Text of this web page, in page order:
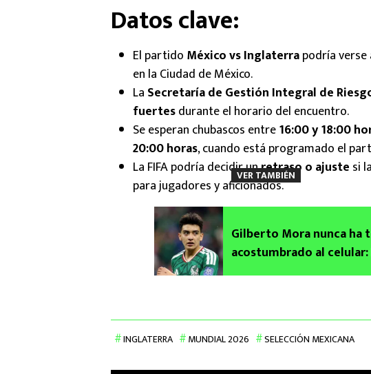
Datos clave:
El partido México vs Inglaterrapodría
en la Ciudad de México.
La Secretaría de Gestión Integral de
fuertesdurante el horario del encuentro.
Se esperan chubascos entre16:00 y 18:00
20:00 horas, cuando está programado el
La FIFA podría decidir unretraso o ajuste si
para jugadores y aficionados.
VER TAMBIÉN
Gilberto Mora nunca ha
acostumbrado al
INGLATERRA MUNDIAL 2026 SELECCIÓN MEXICANA